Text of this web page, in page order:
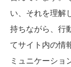
い、それを理解
持ちながら、行
てサイト内の情
ミュニケーショ